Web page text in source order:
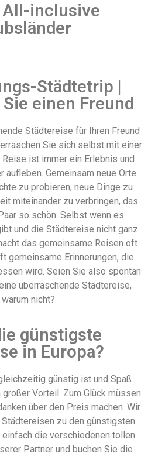
All-inclusive
Städtetrip |
einen Freund
Städtereise für Ihren Freund
Sie sich selbst mit einer
ist immer ein Erlebnis und
Gemeinsam neue Orte
zu probieren, neue Dinge zu
miteinander zu verbringen, das
so schön. Selbst wenn es
und die Städtereise nicht ganz
das gemeinsame Reisen oft
gemeinsame Erinnerungen, die
wird. Seien Sie also spontan
überraschende Städtereise,
nicht?
günstigste
in Europa?
günstig ist und Spaß
Vorteil. Zum Glück müssen
über den Preis machen. Wir
zu den günstigsten
die verschiedenen tollen
Partner und buchen Sie die